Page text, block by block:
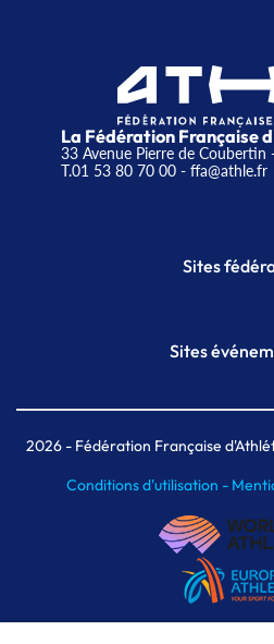
La Fédération Française
33 Avenue Pierre de Coubertin
T.01 53 80 70 00- ffa@athle.fr
Sites
Plateforme
Sites
Meeting de
MAIF Ekiden
2026- Fédération Française
Conditions d'utilisation -